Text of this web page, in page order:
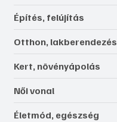
Építés, felújítás
Otthon, lakberendezés
Kert, növényápolás
Női vonal
Életmód, egészség